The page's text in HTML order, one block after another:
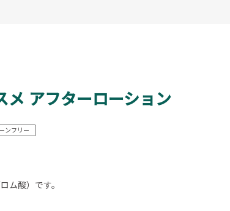
メ アフターローション
ンフリー
ム酸）です。